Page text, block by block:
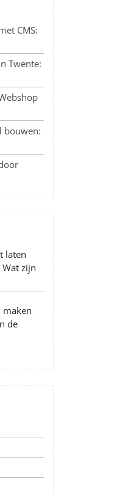
CMS:
Twente:
bouwen:
laten
zijn
maken
de